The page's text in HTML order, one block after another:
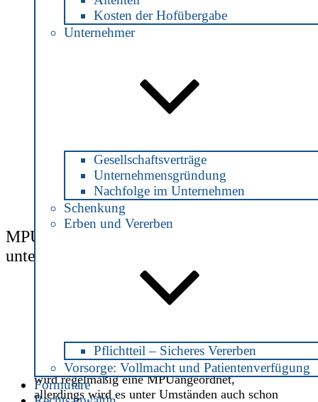
Kosten der Hofübergabe
Unternehmer
Gesellschaftsverträge
Unternehmensgründung
Nachfolge im Unternehmen
Schenkung
Erben und Vererben
Pflichtteil – Sicheres Vererben
Vorsorge: Vollmacht und Patientenverfügung
Formulare
Wenn die Blutprobe einenBlutalkoholgehalt
von mindestens 0,3 Promille zeigt und
vor.
Ab einem Wert von 1,1 Promille
liegt eine absolute Fahruntüchtigkeit vor.
Der Betroffene erhält eine Sperre, die besagt,
wie lange ihm keine Fahrerlaubnis wieder erteilt
werden darf und er denFührerschein
zurückerhält.
MPU – der Schrecken nach einer Fahrt
unter Alkohol oder Drogen!
Dabei ist dann weiter entscheidend, ob die
behörde für die Wiedererteilung
umgangssprachlichIdiotentest, anordnet.
Ab einem Wert von 1,6 PromilleBlutalkohol
wird regelmäßig eine MPUangeordnet,
allerdings wird es unter Umständen auch schon